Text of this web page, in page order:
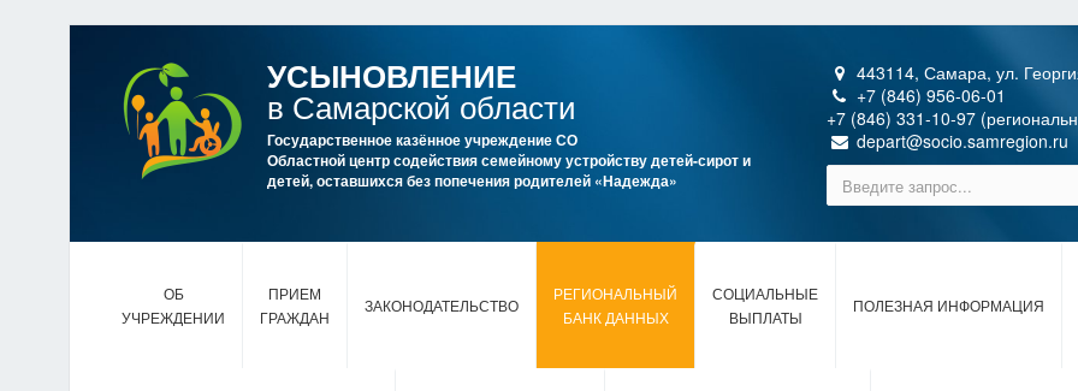
УСЫНОВЛЕНИЕ
в Самарской области
Государственное казённое учреждение СО
Областной центр содействия семейному устройству детей-сирот и
детей, оставшихся без попечения родителей «Надежда»
443114, Самара, ул.
+7 (846) 956-06-01
+7 (846) 331-10-97
depart@socio.samregion.ru
ОБ
УЧРЕЖДЕНИИ
ПРИЕМ
ГРАЖДАН
ЗАКОНОДАТЕЛЬСТВО
РЕГИОНАЛЬНЫЙ
БАНК ДАННЫХ
СОЦИАЛЬНЫЕ
ВЫПЛАТЫ
ПОЛЕЗНАЯ ИНФОРМАЦИЯ